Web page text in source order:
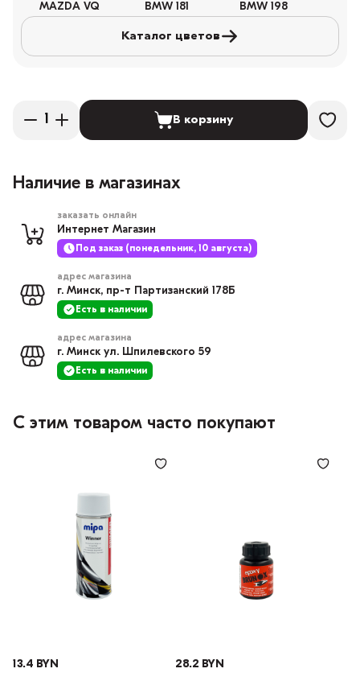
MAZDA VQ BMW 181 BMW 198
Каталог цветов
В корзину
Наличие в магазинах
заказать онлайн
Интернет Магазин
Под заказ (понедельник, 10 августа)
адрес магазина
г. Минск, пр-т Партизанский 178Б
Есть в наличии
адрес магазина
г. Минск ул. Шпилевского 59
Есть в наличии
С этим товаром часто покупают
13.4 BYN
28.2 BYN